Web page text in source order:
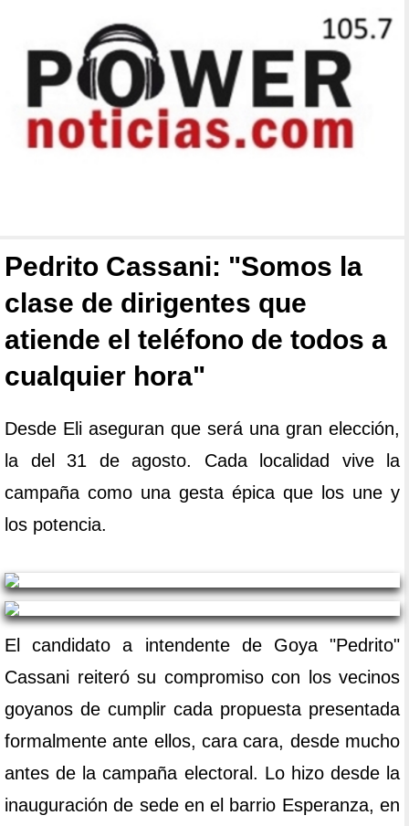
Pedrito Cassani: "Somos la
clase de dirigentes que
atiende el teléfono de todos a
cualquier hora"
Desde Eli aseguran que será una gran elección,
la del 31 de agosto. Cada localidad vive la
campaña como una gesta épica que los une y
los potencia.
El candidato a intendente de Goya "Pedrito"
Cassani reiteró su compromiso con los vecinos
goyanos de cumplir cada propuesta presentada
formalmente ante ellos, cara cara, desde mucho
antes de la campaña electoral. Lo hizo desde la
inauguración de sede en el barrio Esperanza, en